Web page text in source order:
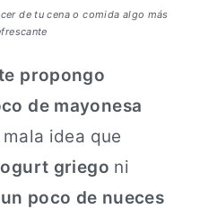
de tu cena o comida algo más
propongo
de mayonesa
idea que
griego ni
poco de nueces